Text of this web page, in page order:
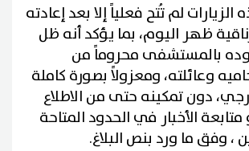
لم تُتح فعلياً إلا بعد إعادته
ظهر اليوم، بما يؤكد أنه ظل
بالمستشفى محروماً من
وعائلته، ومعزولاً بصورة كاملة
دون تمكينه حتى من الاطلاع
الأخبار في الحدود المتاحة
، وفق ما ورد بنص البلاغ.